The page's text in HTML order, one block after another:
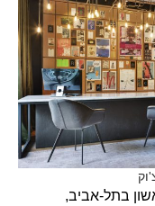
בתל-אביב,